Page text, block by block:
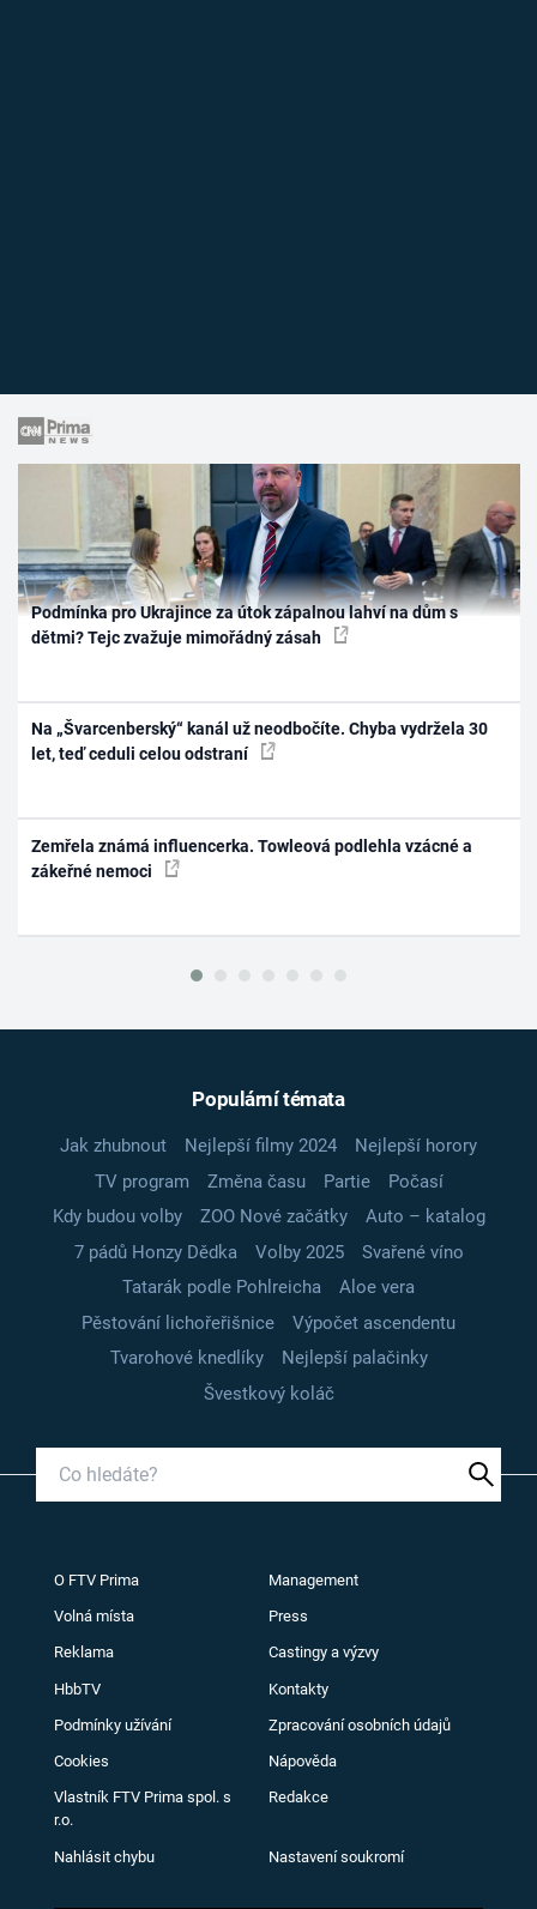
Podmínka pro Ukrajince za útok zápalnou lahví na dům s
dětmi? Tejc zvažuje mimořádný zásah
Na „Švarcenberský“ kanál už neodbočíte. Chyba vydržela 30
let, teď ceduli celou odstraní
Zemřela známá influencerka. Towleová podlehla vzácné a
zákeřné nemoci
Populární témata
Jak zhubnout Nejlepší filmy 2024
Nejlepší horory
TV program
Změna času Partie
Počasí
Kdy budou volby
ZOO Nové začátky
Auto – katalog
7 pádů Honzy Dědka
Volby 2025
Svařené víno
Tatarák podle Pohlreicha
Aloe vera
Pěstování lichořeřišnice
Výpočet ascendentu
Tvarohové knedlíky
Nejlepší palačinky
Švestkový koláč
O FTV Prima Management
Volná místa Press
Reklama Castingy a výzvy
HbbTV Kontakty
Podmínky užívání Zpracování osobních údajů
Cookies Nápověda
Vlastník FTV Prima spol. s
r.o.
Redakce
Nahlásit chybu Nastavení soukromí